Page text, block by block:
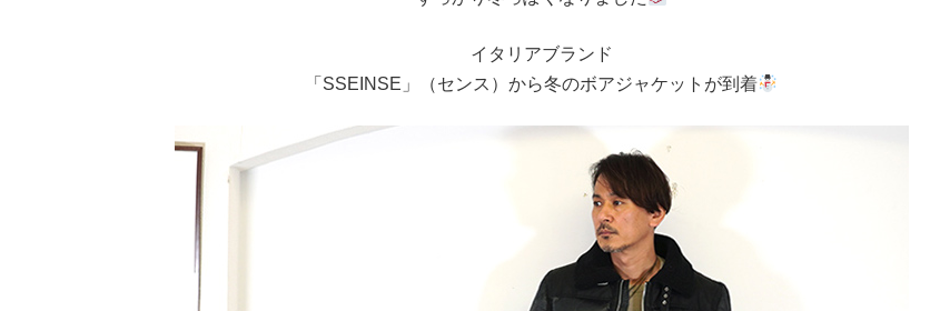
イタリアブランド
「SSEINSE」（センス）から冬のボアジャケットが到着